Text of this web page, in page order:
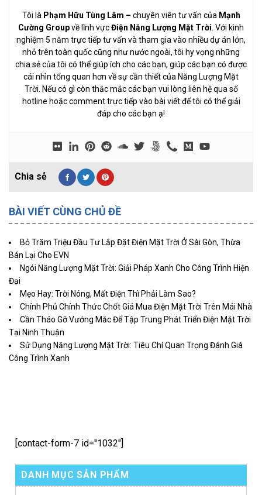
Tôi là Phạm Hữu Tùng Lâm – chuyên viên tư vấn của Mạnh
Cường Groupvề lĩnh vựcĐiện Năng Lượng Mặt Trời. Với kinh
nghiệm 5 năm trực tiếp tư vấn và tham gia vào nhiều dự án lớn,
nhỏ trên toàn quốc cũng như nước ngoài, tôi hy vọng những
chia sẻ của tôi có thể giúp ích cho các bạn, giúp các bạn có được
cái nhìn tổng quan hơn về sự cần thiết của Năng Lượng Mặt
Trời. Nếu có gì còn thắc mắc các bạn vui lòng liên hệ qua số
hotline hoặc comment trực tiếp vào bài viết để tôi có thể giải
đáp cho các bạn ạ!
BÀI VIẾT CÙNG CHỦ ĐỀ
Bỏ Trăm Triệu Đầu Tư Lắp Đặt Điện Mặt Trời Ở Sài Gòn, Thừa
Bán Lại Cho EVN
Ngói Năng Lượng Mặt Trời: Giải Pháp Xanh Cho Công Trình Hiện
Đại
Mẹo Hay: Trời Nóng, Mất Điện Thì Phải Làm Sao?
Chính Phủ Chính Thức Chốt Giá Mua Điện Mặt Trời Trên Mái Nhà
Cần Tháo Gỡ Vướng Mắc Để Tập Trung Phát Triển Điện Mặt Trời
Tại Ninh Thuận
Sử Dụng Năng Lượng Mặt Trời: Tiêu Chí Quan Trọng Đánh Giá
Công Trình Xanh
[contact-form-7 id="1032"]
DANH MỤC SẢN PHẨM